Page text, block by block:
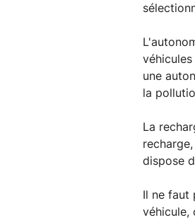
une
la
La
dispose
Il ne faut
véhicule,